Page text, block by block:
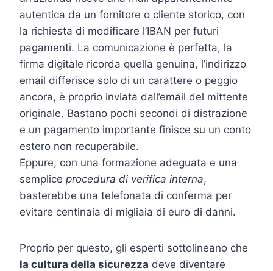
autentica da un fornitore o cliente storico, con
la richiesta di modificare l’IBAN per futuri
pagamenti. La comunicazione è perfetta, la
firma digitale ricorda quella genuina, l’indirizzo
email differisce solo di un carattere o peggio
ancora, è proprio inviata dall’email del mittente
originale. Bastano pochi secondi di distrazione
e un pagamento importante finisce su un conto
estero non recuperabile.
Eppure, con una formazione adeguata e una
semplice procedura di verifica interna,
basterebbe una telefonata di conferma per
evitare centinaia di migliaia di euro di danni.
Proprio per questo, gli esperti sottolineano che
la cultura della sicurezza deve diventare